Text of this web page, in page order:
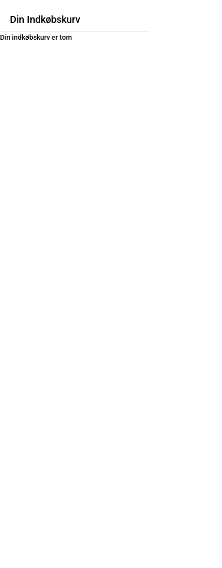
Din Indkøbskurv
Din indkøbskurv er tom